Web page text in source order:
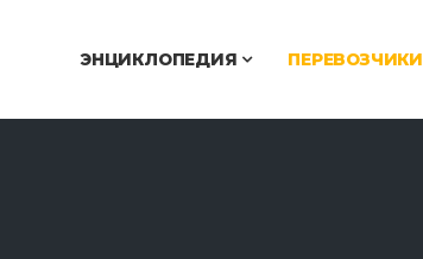
ЭНЦИКЛОПЕДИЯ ПЕРЕВОЗЧИКИ